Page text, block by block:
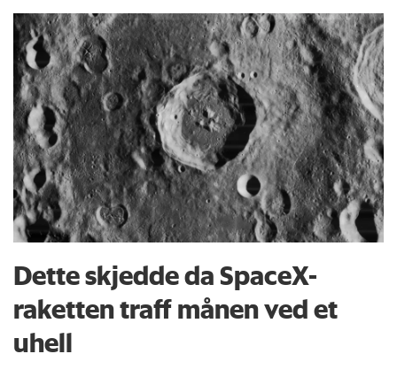
Dette skjedde da SpaceX-
raketten traff månen ved et
uhell